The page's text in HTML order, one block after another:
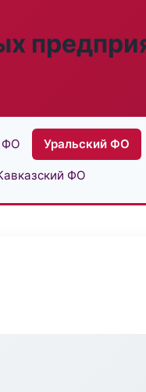
ФО Уральский ФО
ФО